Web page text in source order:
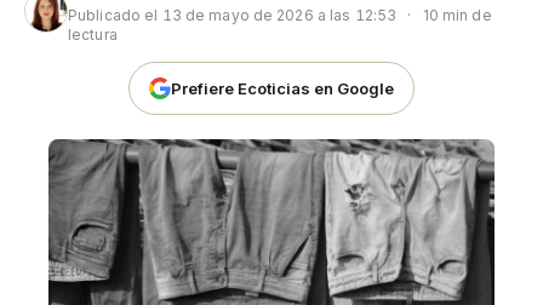
Publicado el 13 de mayo de 2026 a las 12:53 ·
10 min de
lectura
Prefiere Ecoticias en Google